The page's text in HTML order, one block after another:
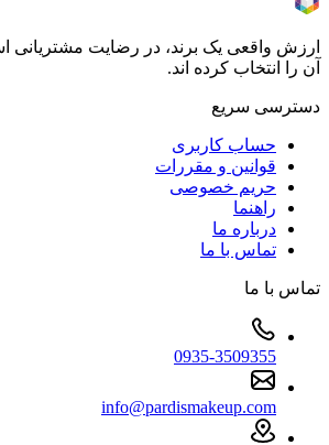
ارزش واقعی یک برند، در رضایت مشتریانی
آن را انتخاب کرده اند.
دسترسی سریع
حساب کاربری
قوانین و مقررات
حریم خصوصی
راهنما
درباره ما
تماس با ما
تماس با ما
0935-3509355
info@pardismakeup.com